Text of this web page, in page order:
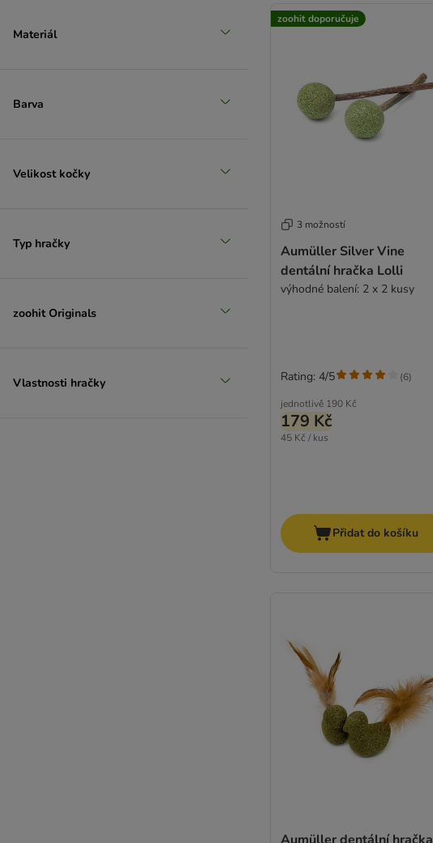
Materiál
Barva
Velikost kočky
Typ hračky
zoohit Originals
Vlastnosti hračky
zoohit doporučuje
3 možností
Aumüller Silver Vine
dentální hračka Lolli
výhodné balení: 2 x 2 kusy
jednotlivě 190 Kč
179 Kč
45 Kč / kus
Rating: 4/5 (6)
Přidat do košíku